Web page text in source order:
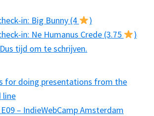
in: Big Bunny (4
)
in: Ne Humanus Crede (3.75
)
tijd om te schrijven.
for doing presentations from the
line
– IndieWebCamp Amsterdam